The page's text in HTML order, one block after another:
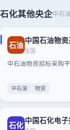
石化其他央企中石
石油 中国石油物
全国
中石油物资招标采购
中石油 物资
石化 中国石化电